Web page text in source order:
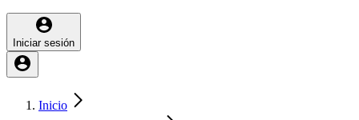
Iniciar sesión
Inicio